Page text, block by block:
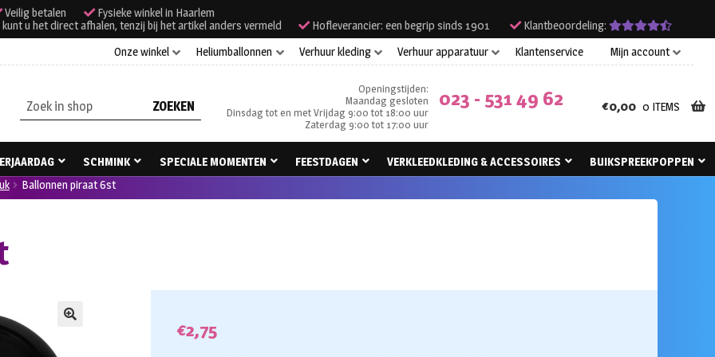
Veilig betalen
Fysieke winkel in Haarlem
u het direct afhalen, tenzij bij het artikel anders vermeld
Hofleverancier: een begrip sinds 1901
Klantbeoordeling:
Onze winkel
Heliumballonnen Verhuur kleding Verhuur apparatuur Klantenservice Mijn account
Zoeken
naar:
Openingstijden:
Maandag gesloten
Dinsdag tot en met Vrijdag 9:00 tot 18:00 uur
Zaterdag 9:00 tot 17:00 uur
023 - 531 49 62 €0,00 0 ITEMS
SCHMINK SPECIALE MOMENTEN FEESTDAGEN VERKLEEDKLEDING & ACCESSOIRES
BUIKSPREEKPOPPEN
Ballonnen piraat 6st
€2,75